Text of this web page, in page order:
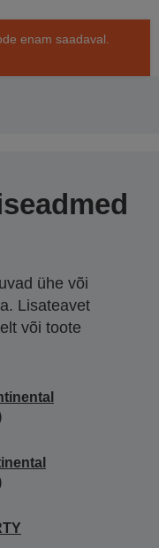
enam saadaval.
ühe või
Lisateavet
või toote